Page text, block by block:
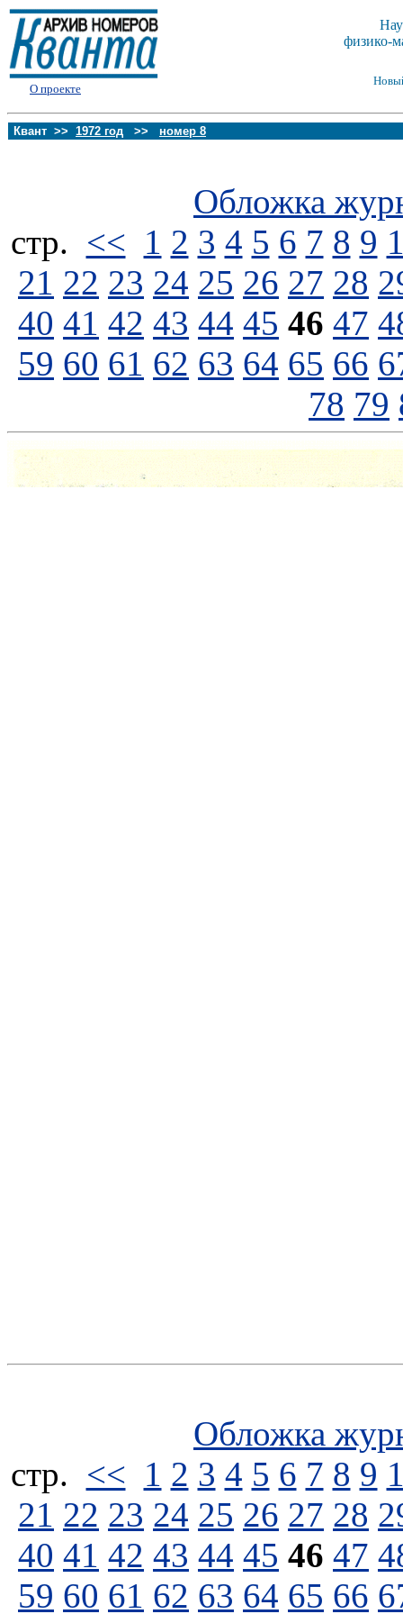
О проекте
физико-
Квант >> 1972 год >> номер 8
Обложка
стp. << 1 2 3 4 5 6 7 8 9
21 22 23 24 25 26 27 28
40 41 42 43 44 45 46 47
59 60 61 62 63 64 65 66
78 79
Обложка
стp. << 1 2 3 4 5 6 7 8 9
21 22 23 24 25 26 27 28
40 41 42 43 44 45 46 47
59 60 61 62 63 64 65 66